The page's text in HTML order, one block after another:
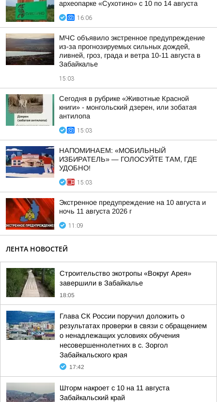
археопарке «Сухотино» с 10 по 14 августа
16:06
МЧС объявило экстренное предупреждение
из-за прогнозируемых сильных дождей,
ливней, гроз, града и ветра 10-11 августа в
Забайкалье
15:03
Сегодня в рубрике «Животные Красной
книги» - монгольский дзерен, или зобатая
антилопа
15:03
НАПОМИНАЕМ: «МОБИЛЬНЫЙ
ИЗБИРАТЕЛЬ» — ГОЛОСУЙТЕ ТАМ, ГДЕ
УДОБНО!
15:03
Экстренное предупреждение на 10 августа и
ночь 11 августа 2026 г
11:09
ЛЕНТА НОВОСТЕЙ
Строительство экотропы «Вокруг Арея»
завершили в Забайкалье
18:05
Глава СК России поручил доложить о
результатах проверки в связи с обращением
о ненадлежащих условиях обучения
несовершеннолетних в с. Зоргол
Забайкальского края
17:42
Шторм накроет с 10 на 11 августа
Забайкальский край